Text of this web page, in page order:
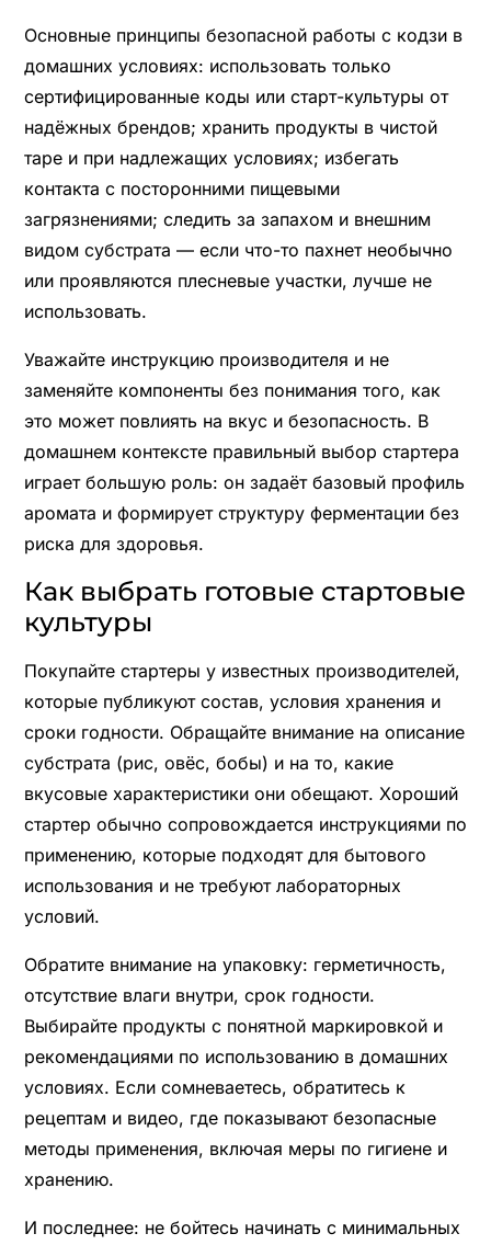
Основные принципы безопасной работы с кодзи в
домашних условиях: использовать только
сертифицированные коды или старт-культуры от
надёжных брендов; хранить продукты в чистой
таре и при надлежащих условиях; избегать
контакта с посторонними пищевыми
загрязнениями; следить за запахом и внешним
видом субстрата — если что-то пахнет необычно
или проявляются плесневые участки, лучше не
использовать.
Уважайте инструкцию производителя и не
заменяйте компоненты без понимания того, как
это может повлиять на вкус и безопасность. В
домашнем контексте правильный выбор стартера
играет большую роль: он задаёт базовый профиль
аромата и формирует структуру ферментации без
риска для здоровья.
Как выбрать готовые стартовые
культуры
Покупайте стартеры у известных производителей,
которые публикуют состав, условия хранения и
сроки годности. Обращайте внимание на описание
субстрата (рис, овёс, бобы) и на то, какие
вкусовые характеристики они обещают. Хороший
стартер обычно сопровождается инструкциями по
применению, которые подходят для бытового
использования и не требуют лабораторных
условий.
Обратите внимание на упаковку: герметичность,
отсутствие влаги внутри, срок годности.
Выбирайте продукты с понятной маркировкой и
рекомендациями по использованию в домашних
условиях. Если сомневаетесь, обратитесь к
рецептам и видео, где показывают безопасные
методы применения, включая меры по гигиене и
хранению.
И последнее: не бойтесь начинать с минимальных